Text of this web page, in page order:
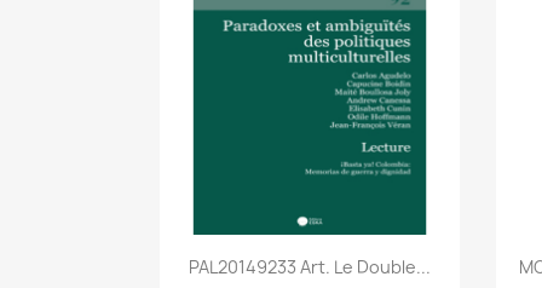
Aperçu rapide
PAL20149233 Art. Le Double...